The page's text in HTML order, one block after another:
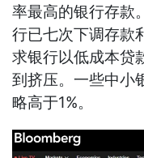
率最高的银行存款
行已七次下调存款
求银行以低成本贷
到挤压。一些中小
略高于1%。